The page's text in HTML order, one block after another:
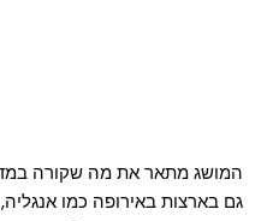
המושג מתאר את מה שקורה
גם בארצות באירופה כמו